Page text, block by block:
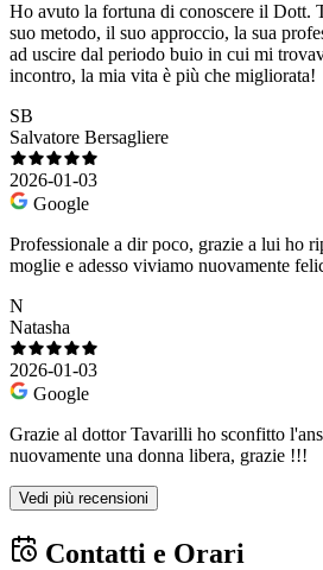
Ho avuto la fortuna di conoscere il Dott.
suo metodo, il suo approccio, la sua
ad uscire dal periodo buio in cui mi
incontro, la mia vita è più che migliorata!
SB
Salvatore Bersagliere
2026-01-03
Google
Professionale a dir poco, grazie a lui ho
moglie e adesso viviamo nuovamente
N
Natasha
2026-01-03
Google
Grazie al dottor Tavarilli ho sconfitto
nuovamente una donna libera, grazie !!!
Vedi più recensioni
Contatti e Orari